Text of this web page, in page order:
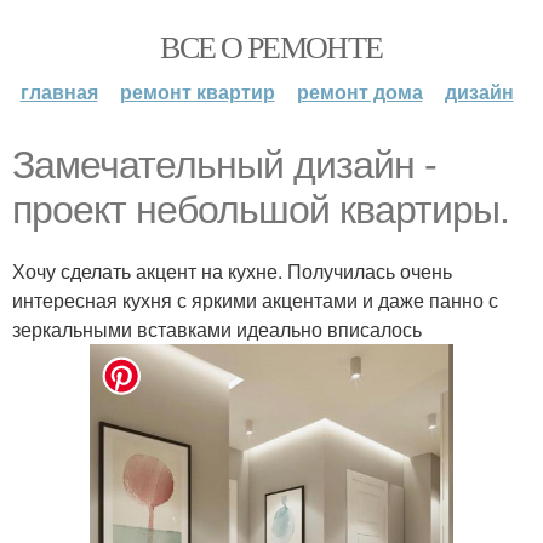
ВСЕ О РЕМОНТЕ
главная ремонт квартир ремонт дома дизайн
Замечательный дизайн -
проект небольшой квартиры.
Хочу сделать акцент на кухне. Получилась очень
интересная кухня с яркими акцентами и даже панно с
зеркальными вставками идеально вписалось